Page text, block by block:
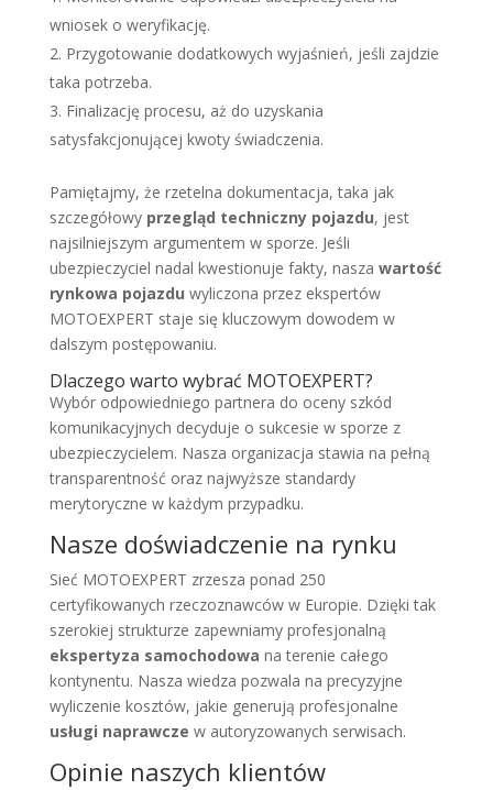
wniosek o weryfikację.
Przygotowanie dodatkowych wyjaśnień, jeśli zajdzie
taka potrzeba.
Finalizację procesu, aż do uzyskania
satysfakcjonującej kwoty świadczenia.
Pamiętajmy, że rzetelna dokumentacja, taka jak
szczegółowy przegląd techniczny pojazdu, jest
najsilniejszym argumentem w sporze. Jeśli
ubezpieczyciel nadal kwestionuje fakty, nasza wartość
rynkowa pojazdu wyliczona przez ekspertów
MOTOEXPERT staje się kluczowym dowodem w
dalszym postępowaniu.
Dlaczego warto wybrać MOTOEXPERT?
Wybór odpowiedniego partnera do oceny szkód
komunikacyjnych decyduje o sukcesie w sporze z
ubezpieczycielem. Nasza organizacja stawia na pełną
transparentność oraz najwyższe standardy
merytoryczne w każdym przypadku.
Nasze doświadczenie na rynku
Sieć MOTOEXPERT zrzesza ponad 250
certyfikowanych rzeczoznawców w Europie. Dzięki tak
szerokiej strukturze zapewniamy profesjonalną
ekspertyza samochodowa na terenie całego
kontynentu. Nasza wiedza pozwala na precyzyjne
wyliczenie kosztów, jakie generują profesjonalne
usługi naprawcze w autoryzowanych serwisach.
Opinie naszych klientów